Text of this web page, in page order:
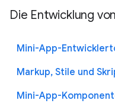
Die Entwicklung
Mini-App-
Markup, Stile und
Mini-App-